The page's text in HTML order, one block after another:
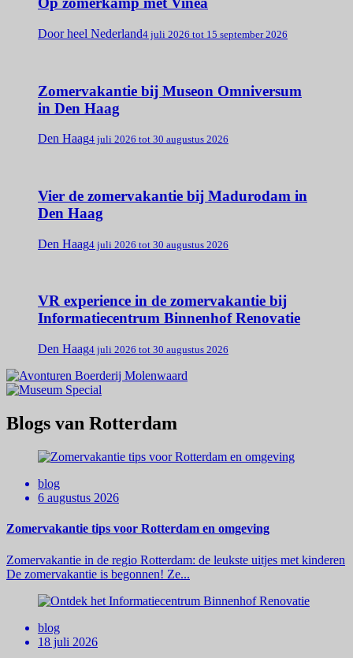
Door heel Nederland4 juli 2026 tot 15 september 2026
Zomervakantie bij Museon Omniversum
in Den Haag
Den Haag4 juli 2026 tot 30 augustus 2026
Vier de zomervakantie bij Madurodam in
Den Haag
Den Haag4 juli 2026 tot 30 augustus 2026
VR experience in de zomervakantie bij
Informatiecentrum Binnenhof Renovatie
Den Haag4 juli 2026 tot 30 augustus 2026
Blogs van Rotterdam
blog
6 augustus 2026
Zomervakantie tips voor Rotterdam en omgeving
Zomervakantie in de regio Rotterdam: de leukste uitjes met kinderen
De zomervakantie is begonnen! Ze...
blog
18 juli 2026